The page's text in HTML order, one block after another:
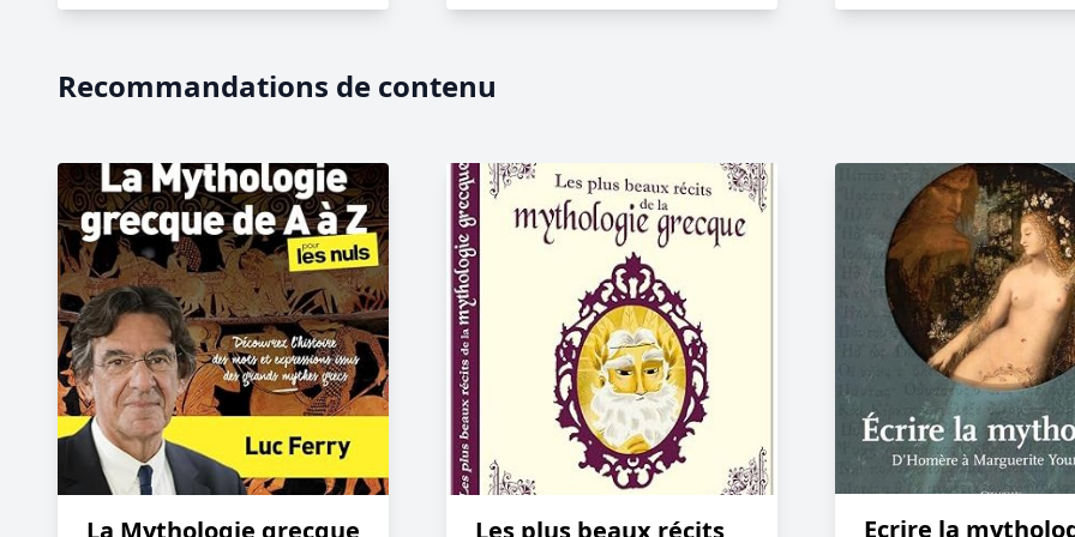
Recommandations de contenu
La Mythologie grecque Les plus beaux récits Ecrire la